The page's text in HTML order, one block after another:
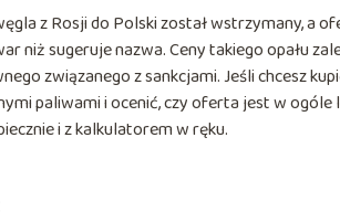
z Rosji do Polski został wstrzymany, a
niż sugeruje nazwa. Ceny takiego opału
związanego z sankcjami. Jeśli chcesz
paliwami i ocenić, czy oferta jest w
i z kalkulatorem w ręku.